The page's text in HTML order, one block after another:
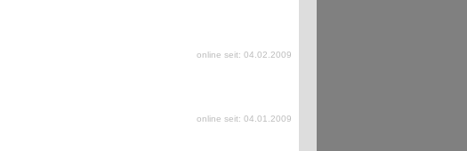
online seit: 04.02.2009
online seit: 04.01.2009